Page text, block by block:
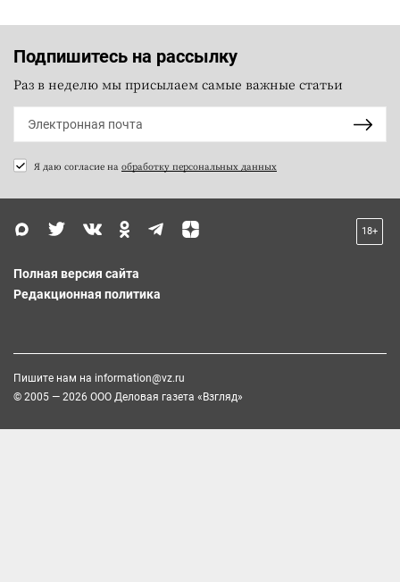
Подпишитесь на рассылку
Раз в неделю мы присылаем самые важные статьи
Я даю согласие на обработку персональных данных
18+
Полная версия сайта
Редакционная политика
Пишите нам на information@vz.ru
© 2005 — 2026 ООО Деловая газета «Взгляд»